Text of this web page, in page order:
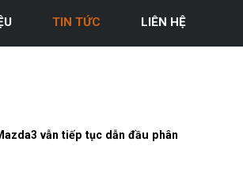
TIN TỨC LIÊN HỆ
vẫn tiếp tục dẫn đầu phân